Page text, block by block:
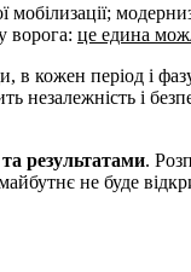
мобілизації;
ворога: це едина
кожен період і
незалежність і
результатами.
не буде